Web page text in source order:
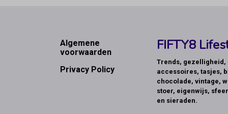
Footer
Algemene
voorwaarden
Privacy Policy
FIFTY8
Trends, gezelligheid,
accessoires, tasjes,
chocolade, vintage,
stoer, eigenwijs,
en sieraden.